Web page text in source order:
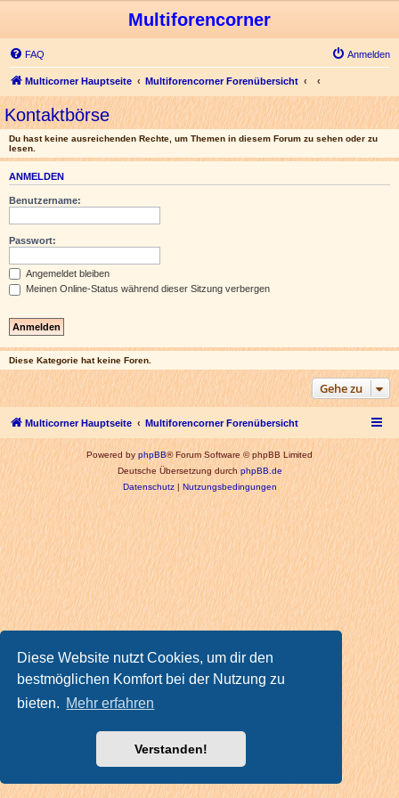
Diese Website nutzt Cookies, um dir den
bestmöglichen Komfort bei der Nutzung zu
bieten. Mehr erfahren
Verstanden!
Multiforencorner
FAQ Anmelden
Multicorner Hauptseite Multiforencorner Forenübersicht
Kontaktbörse
Du hast keine ausreichenden Rechte, um Themen in diesem Forum zu sehen oder zu
lesen.
ANMELDEN
Benutzername:
Passwort:
Angemeldet bleiben
Meinen Online-Status während dieser Sitzung verbergen
Diese Kategorie hat keine Foren.
Gehe zu
Multicorner Hauptseite Multiforencorner Forenübersicht
Powered byphpBB® Forum Software © phpBB Limited
Deutsche Übersetzung durchphpBB.de
Datenschutz|Nutzungsbedingungen